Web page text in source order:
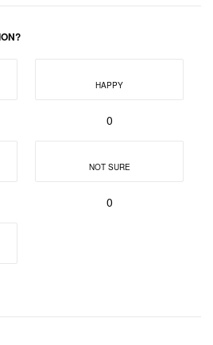
HAPPY
0
NOT SURE
0